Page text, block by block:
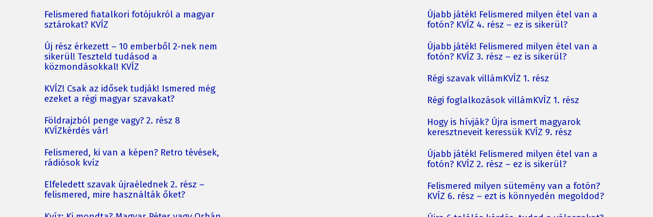
Felismered fiatalkori fotójukról a magyar
sztárokat? KVÍZ
Új rész érkezett – 10 emberből 2-nek nem
sikerül! Teszteld tudásod a
közmondásokkal! KVÍZ
KVÍZ! Csak az idősek tudják! Ismered még
ezeket a régi magyar szavakat?
Földrajzból penge vagy? 2. rész 8
KVÍZkérdés vár!
Felismered, ki van a képen? Retro tévések,
rádiósok kvíz
Elfeledett szavak újraélednek 2. rész –
felismered, mire használták őket?
Újabb játék! Felismered milyen étel van a
fotón? KVÍZ 4. rész – ez is sikerül?
Újabb játék! Felismered milyen étel van a
fotón? KVÍZ 3. rész – ez is sikerül?
Régi szavak villámKVÍZ 1. rész
Régi foglalkozások villámKVÍZ 1. rész
Hogy is hívják? Újra ismert magyarok
keresztneveit keressük KVÍZ 9. rész
Újabb játék! Felismered milyen étel van a
fotón? KVÍZ 2. rész – ez is sikerül?
Felismered milyen sütemény van a fotón?
KVÍZ 6. rész – ezt is könnyedén megoldod?